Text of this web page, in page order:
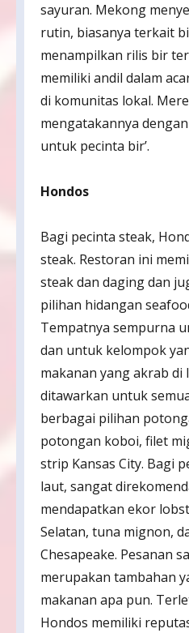
sayuran. Mekong
rutin, biasanya terkait
menampilkan rilis bir
memiliki andil dalam
di komunitas lokal.
mengatakannya
untuk pecinta bir’.
Hondos
Bagi pecinta steak,
steak. Restoran ini
steak dan daging dan
pilihan hidangan
Tempatnya sempurna
dan untuk kelompok
makanan yang akrab
ditawarkan untuk
berbagai pilihan
potongan koboi, filet
strip Kansas City. Bagi
laut, sangat
mendapatkan ekor
Selatan, tuna mignon,
Chesapeake. Pesanan
merupakan tambahan
makanan apa pun.
Hondos memiliki